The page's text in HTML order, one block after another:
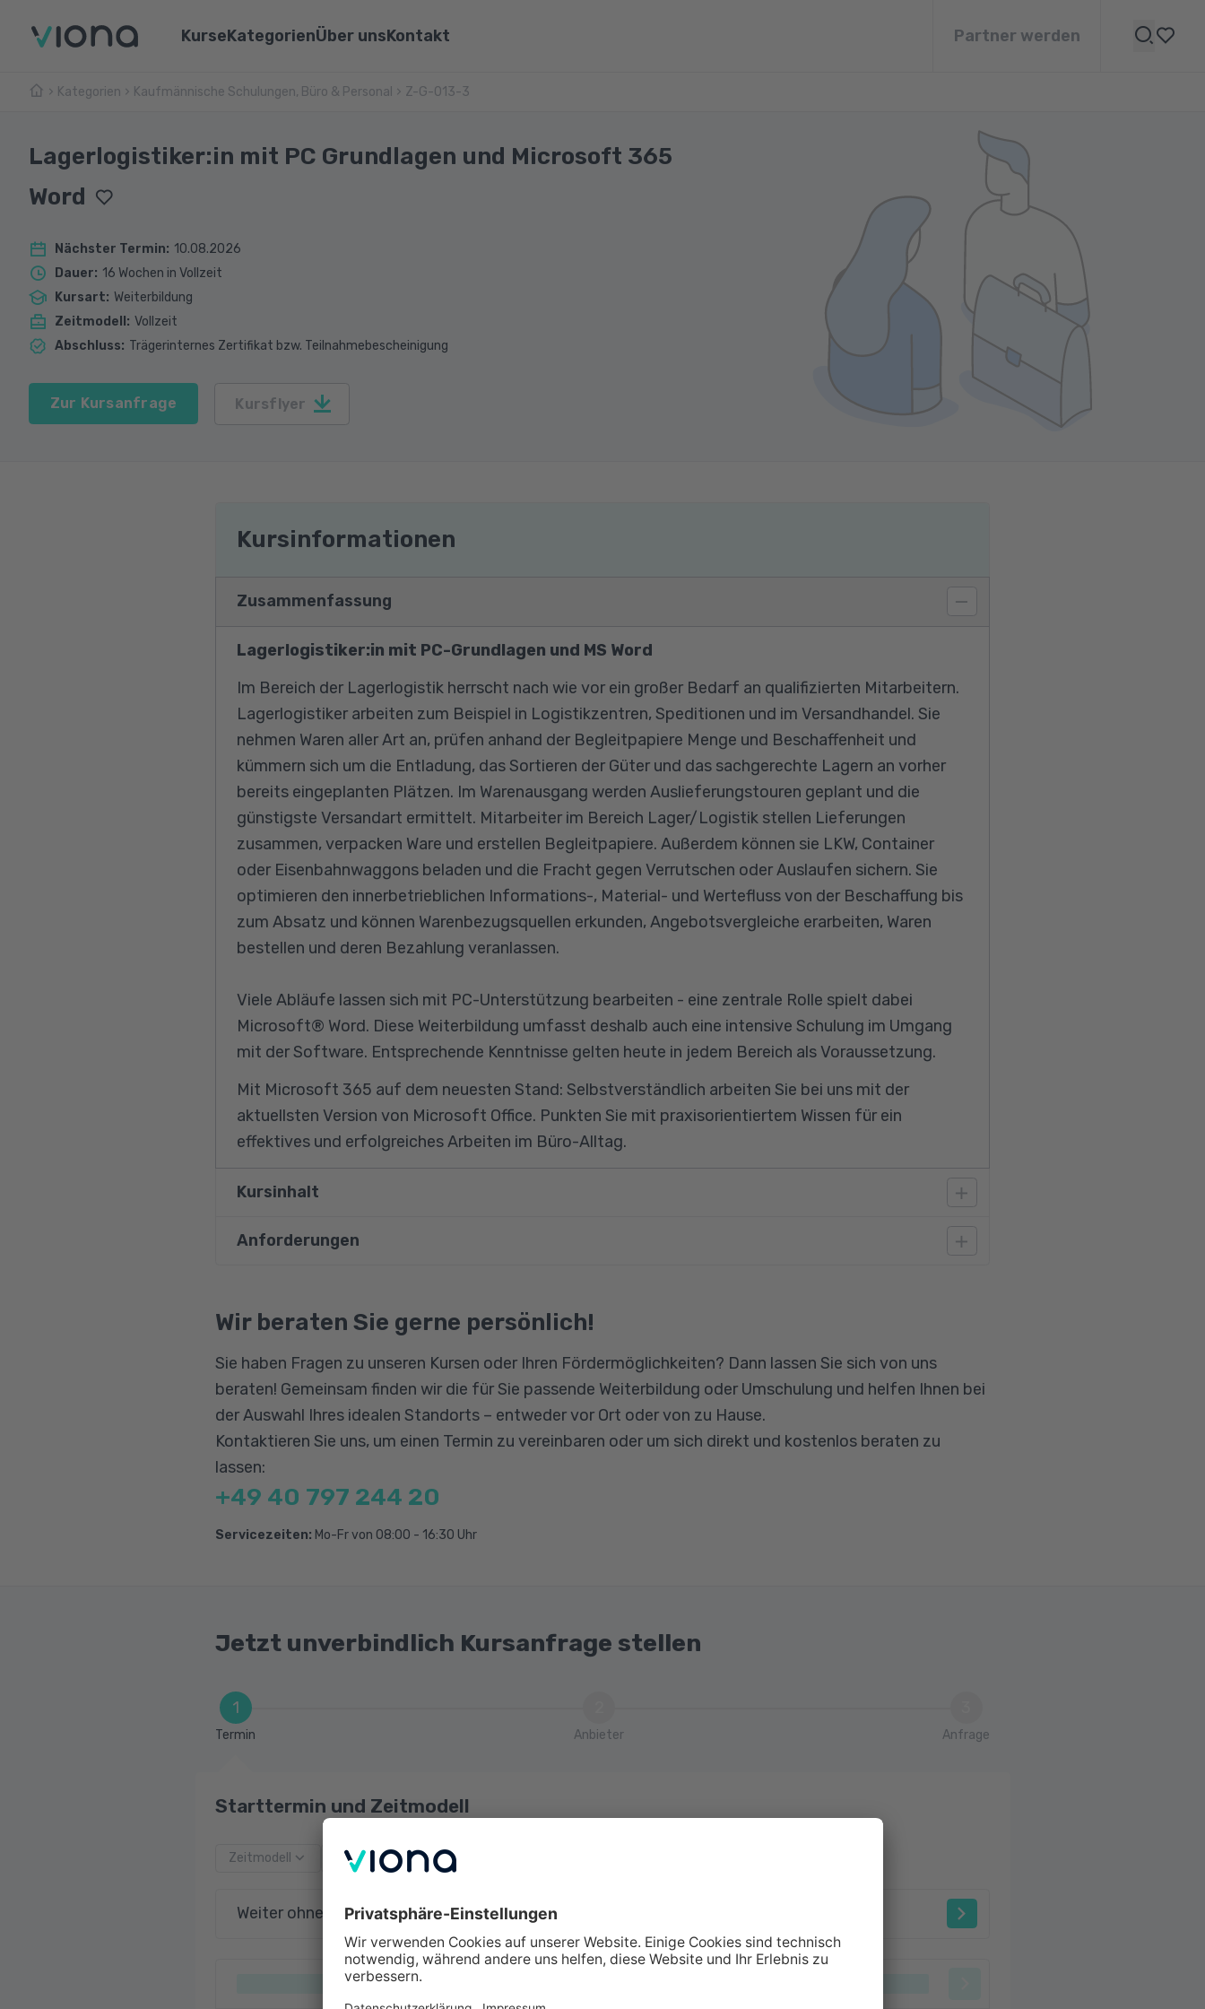
Kurse
Umschulungen
Kategorien
Pflege & Medizin Wirtschaft, Steuern & Recht
Über uns
Über Viona
Lernen mit Viona
Kontakt Partner werden
Kategorien Kaufmännische Schulungen, Büro & Personal Z-G-013-3
Lagerlogistiker:in mit PC Grundlagen und Microsoft 365
Word
Nächster Termin: 10.08.2026
Dauer: 16 Wochen in Vollzeit
Kursart: Weiterbildung
Zeitmodell : Vollzeit
Abschluss: Trägerinternes Zertifikat bzw. Teilnahmebescheinigung
Zur Kursanfrage Kursflyer
Kursinformationen
Zusammenfassung
Lagerlogistiker:in mit PC-Grundlagen und MS Word
Im Bereich der Lagerlogistik herrscht nach wie vor ein großer Bedarf an qualifizierten Mitarbeitern.
Lagerlogistiker arbeiten zum Beispiel in Logistikzentren, Speditionen und im Versandhandel. Sie
nehmen Waren aller Art an, prüfen anhand der Begleitpapiere Menge und Beschaffenheit und
kümmern sich um die Entladung, das Sortieren der Güter und das sachgerechte Lagern an vorher
bereits eingeplanten Plätzen. Im Warenausgang werden Auslieferungstouren geplant und die
günstigste Versandart ermittelt. Mitarbeiter im Bereich Lager/Logistik stellen Lieferungen
zusammen, verpacken Ware und erstellen Begleitpapiere. Außerdem können sie LKW, Container
oder Eisenbahnwaggons beladen und die Fracht gegen Verrutschen oder Auslaufen sichern. Sie
optimieren den innerbetrieblichen Informations-, Material- und Wertefluss von der Beschaffung bis
zum Absatz und können Warenbezugsquellen erkunden, Angebotsvergleiche erarbeiten, Waren
bestellen und deren Bezahlung veranlassen.
Viele Abläufe lassen sich mit PC-Unterstützung bearbeiten - eine zentrale Rolle spielt dabei
Microsoft® Word. Diese Weiterbildung umfasst deshalb auch eine intensive Schulung im Umgang
mit der Software. Entsprechende Kenntnisse gelten heute in jedem Bereich als Voraussetzung.
Mit Microsoft 365 auf dem neuesten Stand: Selbstverständlich arbeiten Sie bei uns mit der
aktuellsten Version von Microsoft Office. Punkten Sie mit praxisorientiertem Wissen für ein
effektives und erfolgreiches Arbeiten im Büro-Alltag.
Kursinhalt
PC-Grundlagen
Güterbearbeitung
Transport von Gütern im Betrieb
Kommissionierung von Gütern
Verpackung von Gütern
Güterversand
Anforderungen
betriebswirtschaftliche Kenntnisse sind ebenfalls wünschenswert, aber nicht Bedingung.
Wir beraten Sie gerne persönlich!
Sie haben Fragen zu unseren Kursen oder Ihren Fördermöglichkeiten? Dann lassen Sie sich von uns
beraten! Gemeinsam finden wir die für Sie passende Weiterbildung oder Umschulung und helfen Ihnen bei
der Auswahl Ihres idealen Standorts – entweder vor Ort oder von zu Hause.
Kontaktieren Sie uns, um einen Termin zu vereinbaren oder um sich direkt und kostenlos beraten zu
lassen:
+49 40 797 244 20
Servicezeiten: Mo-Fr von 08:00 - 16:30 Uhr
Jetzt unverbindlich Kursanfrage stellen
1
Termin Anbieter Anfrage
Starttermin und Zeitmodell
Zeitmodell Startdatum
Weiter ohne Terminauswahl